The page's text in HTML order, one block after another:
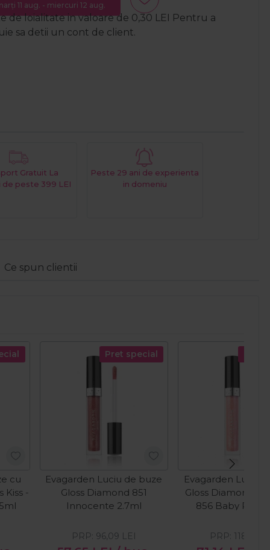
11 aug. - miercuri 12 aug.
de loialitate in valoare de 0,30 LEI
Pentru a
sa detii un cont de client.
Gratuit La
de peste 399 LEI
Peste 29 ani de experienta
in domeniu
Ce spun clientii
cu
Kiss -
Pret special
Evagarden Luciu de buze
Gloss Diamond 851
Innocente 2.7ml
PRP: 96,09 LEI
Evagarden Luciu
Gloss Diamond
856 Baby Pink
PRP: 118,56